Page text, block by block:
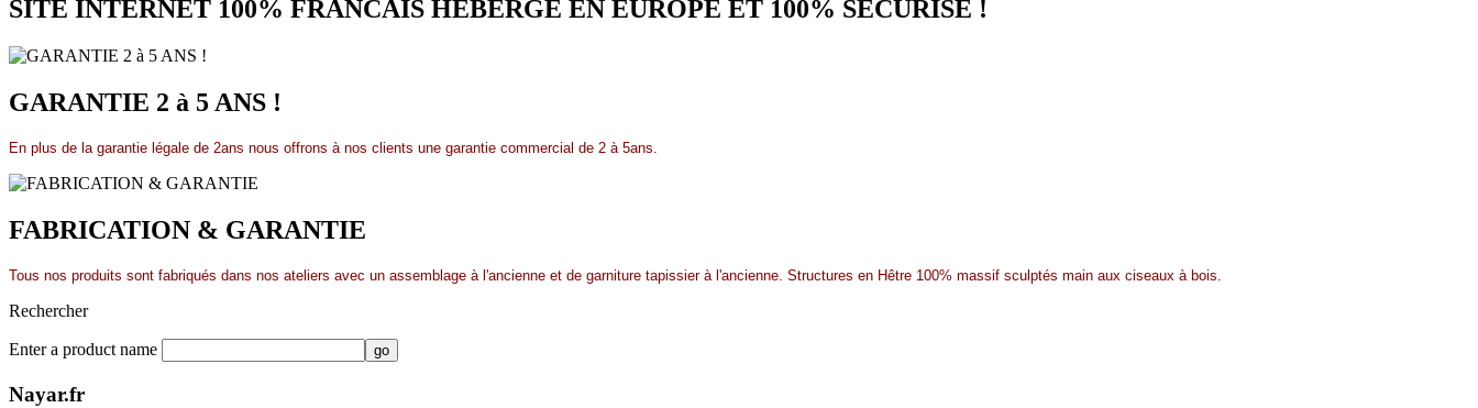
SITE INTERNET 100% FRANCAIS HÉBERGÉ EN EUROPE ET 100% SÉCURISÉ !
GARANTIE 2 à 5 ANS !
En plus de la garantie légale de 2ans nous offrons à nos clients une garantie commercial de 2 à 5ans.
FABRICATION & GARANTIE
Tous nos produits sont fabriqués dans nos ateliers avec un assemblage à l'ancienne et de garniture tapissier à l'ancienne. Structures en Hêtre 100% massif sculptés main aux ciseaux à bois.
Rechercher
Enter a product name
Nayar.fr